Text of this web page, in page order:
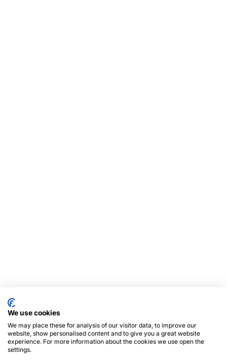
We use cookies
We may place these for analysis of our visitor data, to improve our
website, show personalised content and to give you a great website
experience. For more information about the cookies we use open the
settings.